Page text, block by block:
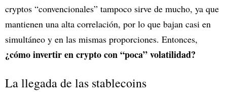
cryptos “convencionales” tampoco sirve de mucho, ya que
mantienen una alta correlación, por lo que bajan casi en
simultáneo y en las mismas proporciones. Entonces,
¿cómo invertir en crypto con “poca” volatilidad?
La llegada de las stablecoins